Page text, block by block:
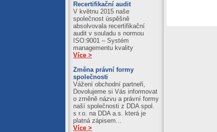
Recertifikační audit
V květnu 2015 naše
společnost úspěšně
absolvovala recertifikační
audit v souladu s normou
ISO:9001 – Systém
managementu kvality
Více >
Změna právní formy
společnosti
Vážení obchodní partneři,
Dovolujeme si Vás informovat
o změně názvu a právní formy
naší společnosti z DDA spol.
s r.o. na DDA a.s. která je
platná zápisem...
Více >